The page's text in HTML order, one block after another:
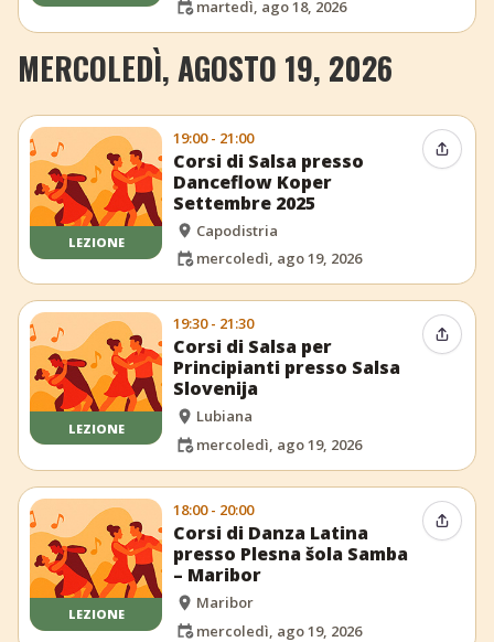
martedì, ago 18, 2026
MERCOLEDÌ, AGOSTO 19, 2026
LEZIONE
19:00 - 21:00
Corsi di Salsa presso
Danceflow Koper
Settembre 2025
Capodistria
mercoledì, ago 19, 2026
LEZIONE
19:30 - 21:30
Corsi di Salsa per
Principianti presso Salsa
Slovenija
Lubiana
mercoledì, ago 19, 2026
LEZIONE
18:00 - 20:00
Corsi di Danza Latina
presso Plesna šola Samba
– Maribor
Maribor
mercoledì, ago 19, 2026